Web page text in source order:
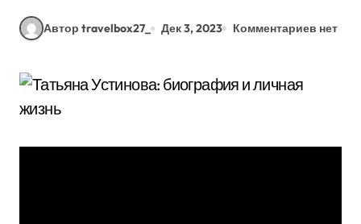
Автор travelbox27_ Дек 3, 2023 Комментариев нет